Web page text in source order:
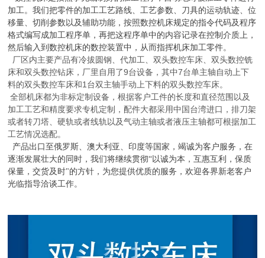
加工。我们把零件的加工工艺路线、工艺参数、刀具的运动轨迹、位
移量、切削参数以及辅助功能，按照数控机床规定的指令代码及程序
格式编写成加工程序单，再把这程序单中的内容记录在控制介质上，
然后输入到数控机床的数控装置中，从而指挥机床加工零件。
厂区内主要产品有冷拔圆钢、代加工、双头数控车床、双头数控铣
床和双头数控钻床，厂里自用了9台设备，其中7台单主轴自动上下
料的双头数控车床和1 台双主轴手动上下料的双头数控车床。
全部机床都为非标定制设备，根据客户工件的长度和直径范围以及
加工工艺和精度要求专机定制，配件大都采用中国台湾进口，排刀架
或者转刀塔、硬轨或者线轨以及气动主轴或者液压主轴都可根据加工
工艺情况选配。
产品出口至俄罗斯、澳大利亚、印度等国家，竭诚为客户服务，在
逐渐发展壮大的同时，我们将继续贯彻“以诚为本，互惠互利，保质
保量，交货及时"的方针，为您提供优质的服务，欢迎各界新老客户
光临指导洽谈工作。